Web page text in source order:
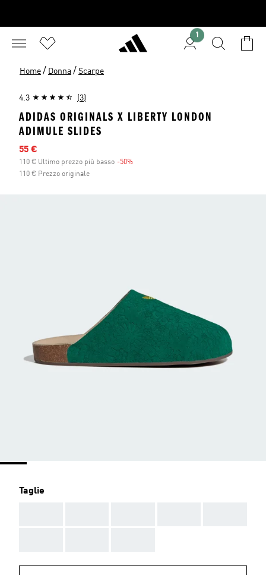
1
Home / Donna / Scarpe
4.3 (3)
ADIDAS ORIGINALS X LIBERTY LONDON
ADIMULE SLIDES
Prezzo scontato
55 €
110 € Ultimo prezzo più basso -50%
110 € Prezzo originale
Taglie